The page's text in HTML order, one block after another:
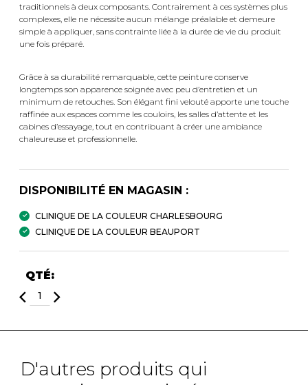
traditionnels à deux composants. Contrairement à ces systèmes plus
complexes, elle ne nécessite aucun mélange préalable et demeure
simple à appliquer, sans contrainte liée à la durée de vie du produit
une fois préparé.
Grâce à sa durabilité remarquable, cette peinture conserve
longtemps son apparence soignée avec peu d’entretien et un
minimum de retouches. Son élégant fini velouté apporte une touche
raffinée aux espaces comme les couloirs, les salles d’attente et les
cabines d’essayage, tout en contribuant à créer une ambiance
chaleureuse et professionnelle.
DISPONIBILITÉ EN MAGASIN :
CLINIQUE DE LA COULEUR CHARLESBOURG
CLINIQUE DE LA COULEUR BEAUPORT
QTÉ:
D'autres produits qui